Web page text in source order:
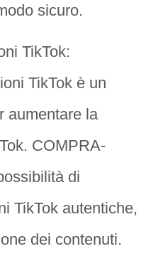
sicuro.
TikTok:
TikTok è un
aumentare la
COMPRA-
di
TikTok autentiche,
dei contenuti.